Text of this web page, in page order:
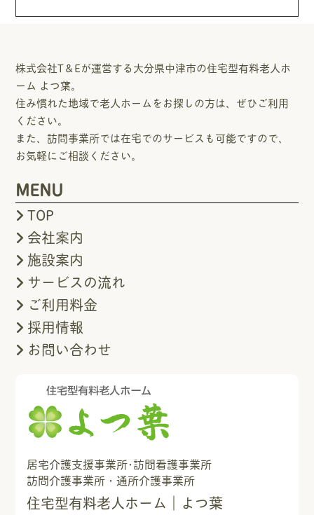
居宅介護支援事業所･訪問看護事業所
訪問介護事業所・通所介護事業所
住宅型有料老人ホーム｜よつ葉
株式会社T＆Eが運営する大分県中津市の住宅型有料老人ホ
ーム よつ葉。
住み慣れた地域で老人ホームをお探しの方は、ぜひご利用
ください。
また、訪問事業所では在宅でのサービスも可能ですので、
お気軽にご相談ください。
MENU
TOP
会社案内
施設案内
サービスの流れ
ご利用料金
採用情報
お問い合わせ